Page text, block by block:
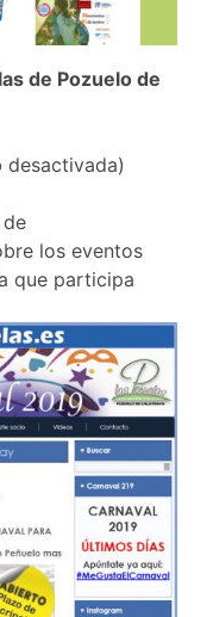
de Pozuelo de
desactivada)
los eventos
que participa